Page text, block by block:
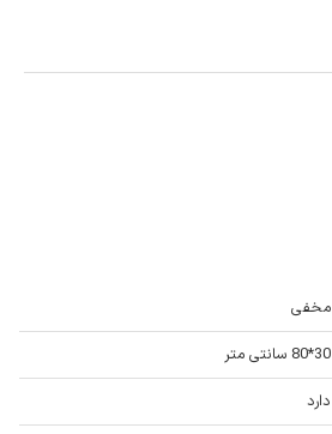
مخفی
30*80 سانتی متر
دارد